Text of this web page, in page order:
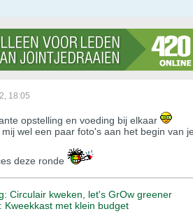
18:05
opstelling en voeding bij elkaar
wel een paar foto's aan het begin van je
deze ronde
Circulair kweken, let's GrOw greener
Kweekkast met klein budget